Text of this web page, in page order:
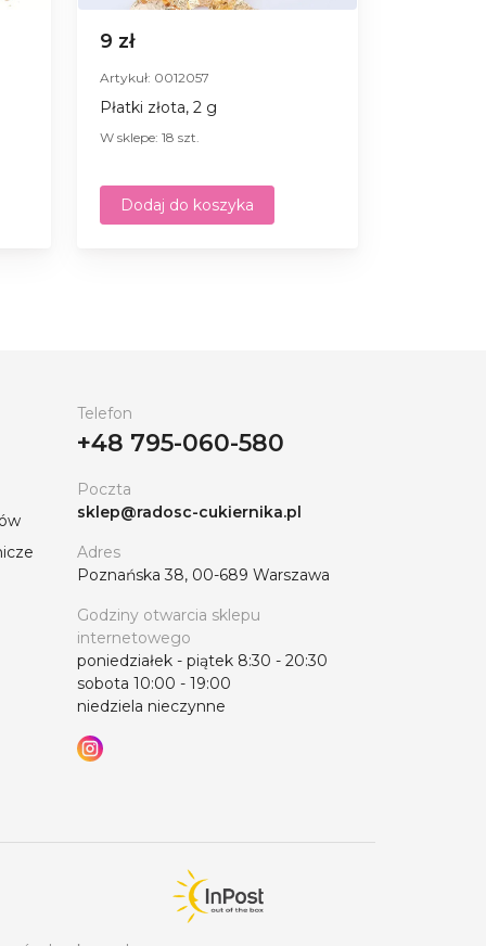
9 zł
Artykuł: 0012057
Płatki złota, 2 g
W sklepe: 18 szt.
Dodaj do koszyka
Telefon
+48 795-060-580
Poczta
sklep@radosc-cukiernika.pl
Adres
Poznańska 38, 00-689 Warszawa
Godziny otwarcia sklepu
internetowego
poniedziałek - piątek 8:30 - 20:30
sobota 10:00 - 19:00
niedziela nieczynne